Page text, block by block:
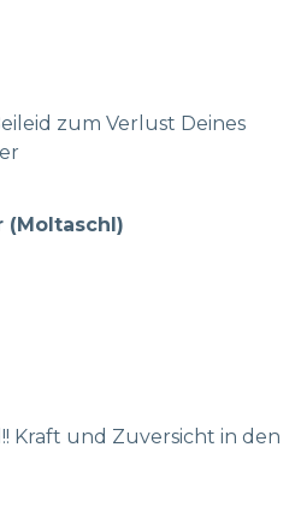
zum Verlust Deines
(Moltaschl)
Kraft und Zuversicht in den